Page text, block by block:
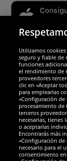
Socios y
Utilizamos
seguro y fiable de
funciones
el rendimiento de
proveedores
clic en «Aceptar
para emplearlas
«Configuración
procesamiento
terceros
necesarias, tienes
o aceptarlas
Encontrarás más
«Configuración
necesario para el
consentimiento